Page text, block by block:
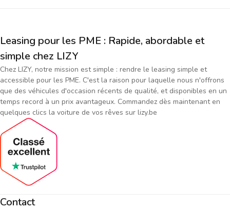
Leasing pour les PME : Rapide, abordable et
simple chez LIZY
Chez LIZY, notre mission est simple : rendre le leasing simple et
accessible pour les PME. C'est la raison pour laquelle nous n'offrons
que des véhicules d'occasion récents de qualité, et disponibles en un
temps record à un prix avantageux. Commandez dès maintenant en
quelques clics la voiture de vos rêves sur lizy.be
Contact